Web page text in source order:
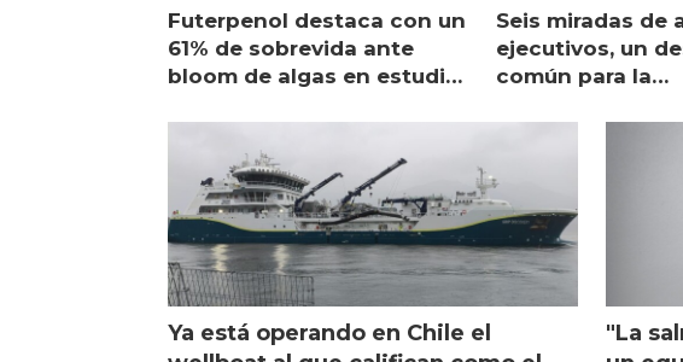
Futerpenol destaca con un
61% de sobrevida ante
bloom de algas en estudio
Seis miradas de
ejecutivos, un
común para la
Ya está operando en Chile el
"La